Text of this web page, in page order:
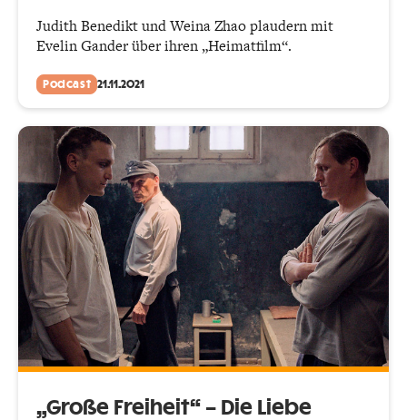
Judith Benedikt und Weina Zhao plaudern mit
Evelin Gander über ihren „Heimatfilm“.
Podcast 21.11.2021
„Große Freiheit“ – Die Liebe